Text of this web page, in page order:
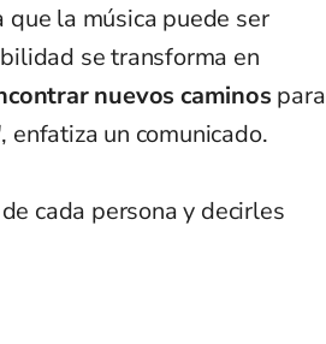
que la música puede ser
se transforma en
nuevos caminos para
enfatiza un comunicado.
de cada persona y decirles